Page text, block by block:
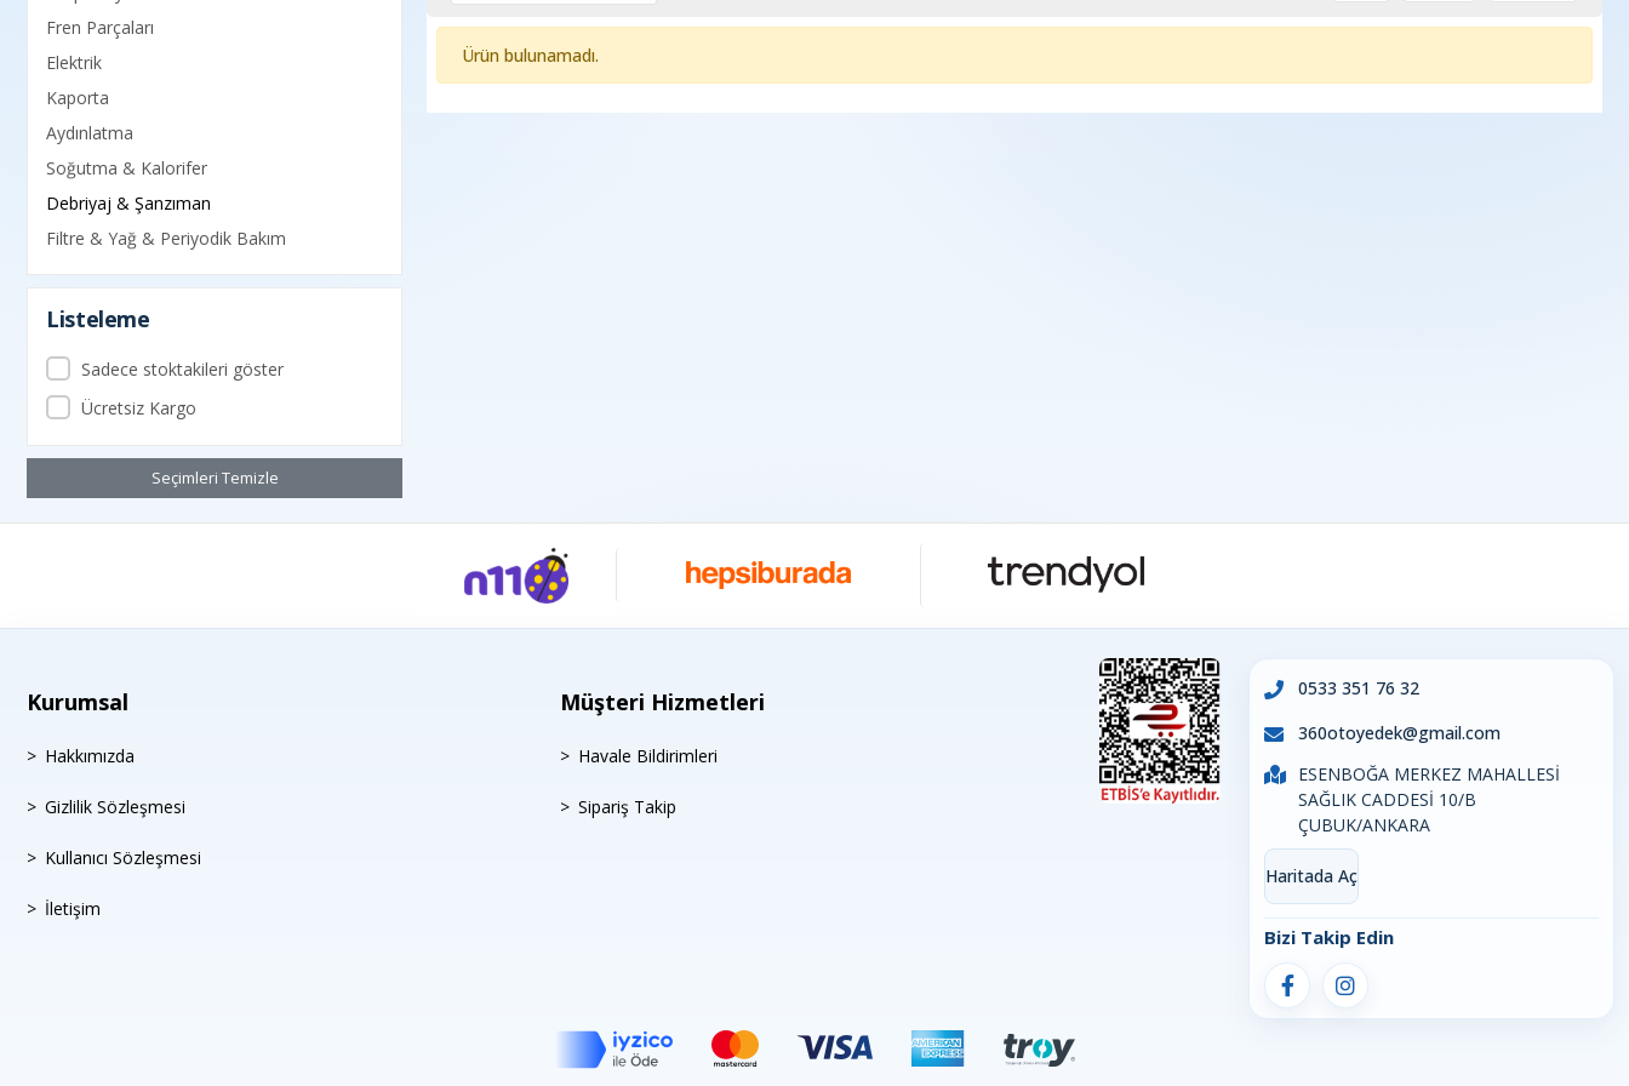
Fren Parçaları
Elektrik
Kaporta
Aydınlatma
Soğutma & Kalorifer
Debriyaj & Şanzıman
Filtre & Yağ & Periyodik Bakım
Listeleme
Sadece stoktakileri göster
Ücretsiz Kargo
Seçimleri Temizle
Ürün bulunamadı.
Kurumsal
Hakkımızda
Gizlilik Sözleşmesi
Kullanıcı Sözleşmesi
İletişim
Müşteri Hizmetleri
Havale Bildirimleri
Sipariş Takip
0533 351 76 32
360otoyedek@gmail.com
ESENBOĞA MERKEZ MAHALLESİ
SAĞLIK CADDESİ 10/B
ÇUBUK/ANKARA
Haritada Aç
Bizi Takip Edin